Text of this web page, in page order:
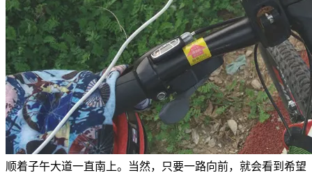
顺着子午大道一直南上。当然，只要一路向前，就会看到希望